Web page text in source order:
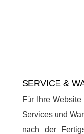
SERVICE &
Für Ihre
Services und
nach der